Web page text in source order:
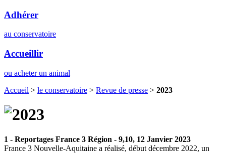
Adhérer
au conservatoire
Accueillir
ou acheter un animal
Accueil > le conservatoire > Revue de presse > 2023
1 - Reportages France 3 Région - 9,10, 12 Janvier 2023
France 3 Nouvelle-Aquitaine a réalisé, début décembre 2022, un